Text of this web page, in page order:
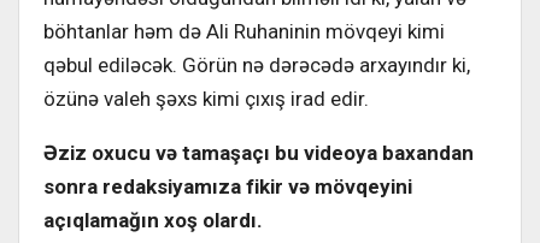
böhtanlar həm də Ali Ruhaninin mövqeyi kimi
qəbul ediləcək. Görün nə dərəcədə arxayındır ki,
özünə valeh şəxs kimi çıxış irad edir.
Əziz oxucu və tamaşaçı bu videoya baxandan
sonra redaksiyamıza fikir və mövqeyini
açıqlamağın xoş olardı.